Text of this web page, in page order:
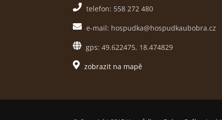
telefon: 558 272 480
e-mail: hospudka@hospudkaubobra.cz
gps: 49.622475, 18.474829
zobrazit na mapě